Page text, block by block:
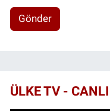
Gönder
ÜLKE TV -